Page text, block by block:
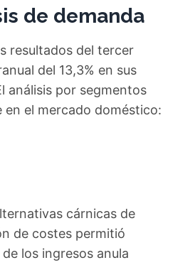
de demanda
resultados del tercer
del 13,3% en sus
análisis por segmentos
el mercado doméstico:
cárnicas de
de costes permitió
los ingresos anula